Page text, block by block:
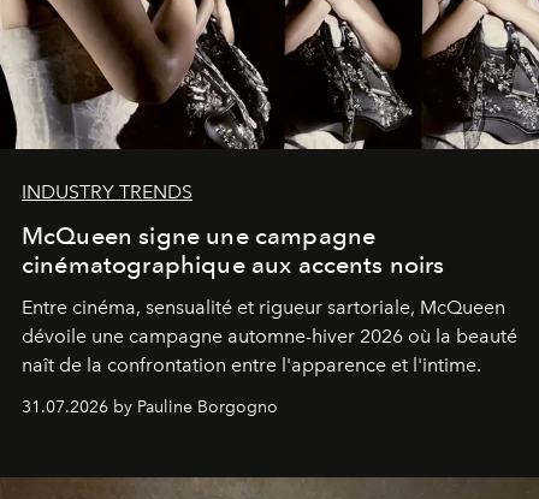
INDUSTRY TRENDS
McQueen signe une campagne
cinématographique aux accents noirs
Entre cinéma, sensualité et rigueur sartoriale, McQueen
dévoile une campagne automne-hiver 2026 où la beauté
naît de la confrontation entre l'apparence et l'intime.
31.07.2026 by Pauline Borgogno